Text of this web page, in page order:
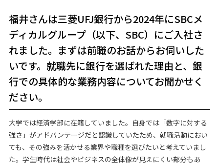
福井さんは三菱UFJ銀行から2024年にSBCメ
ディカルグループ（以下、SBC）にご入社さ
れました。まずは前職のお話からお伺いした
いです。就職先に銀行を選ばれた理由と、銀
行での具体的な業務内容についてお聞かせく
ださい。
大学では経済学部に在籍していました。自身では「数字に対する
強さ」がアドバンテージだと認識していたため、就職活動におい
ても、その強みを活かせる業界や職種を選びたいと考えていまし
た。学生時代は社会やビジネスの全体像が見えにくい部分もあ